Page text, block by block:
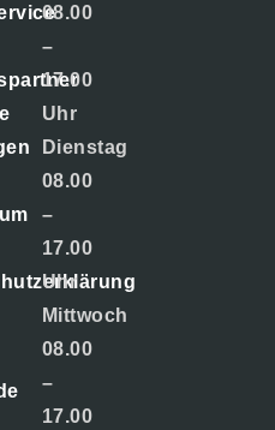
08.00
–
17.00
Uhr
Dienstag
08.00
–
17.00
Uhr
Mittwoch
08.00
–
17.00